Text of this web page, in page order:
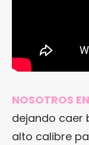
NOSOTROS
dejando caer
alto calibre